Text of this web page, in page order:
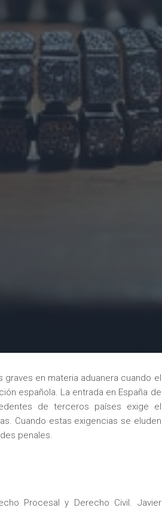
en materia aduanera cuando el
española. La entrada en España de
de terceros países exige el
Cuando estas exigencias se eluden
penales.
Procesal y Derecho Civil. Javier